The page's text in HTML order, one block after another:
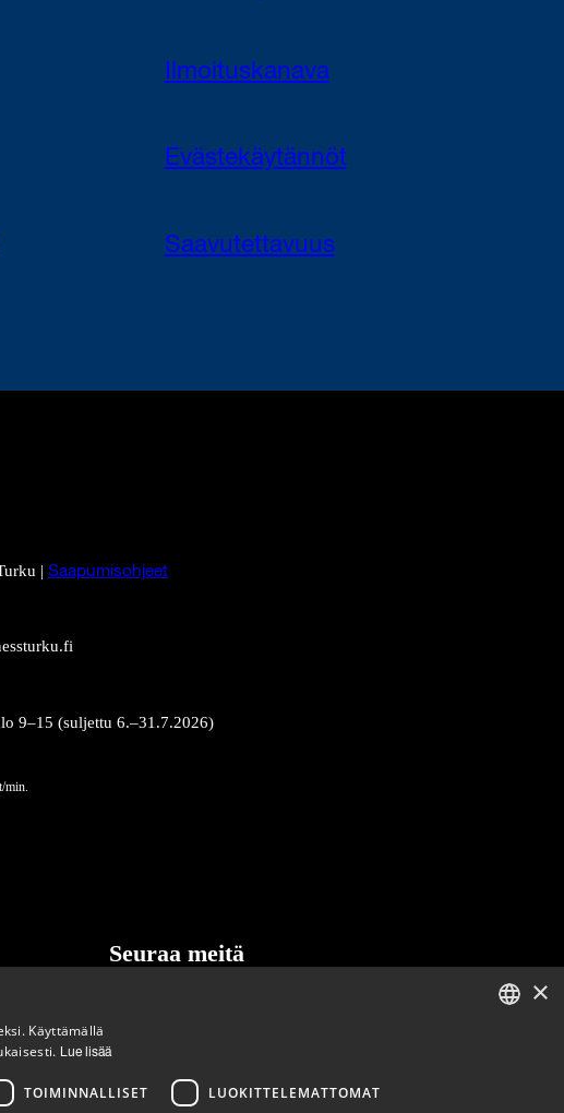
Ilmoituskanava
Evästekäytännöt
Saavutettavuus
| Saapumisohjeet
9–15 (suljettu 6.–31.7.2026)
min.
Seuraa meitä
×
Käyttämällä
Lue lisää
TOIMINNALLISET LUOKITTELEMATTOMAT